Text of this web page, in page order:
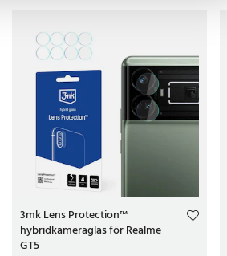
3mk Lens Protection™
hybridkameraglas för Realme
GT5